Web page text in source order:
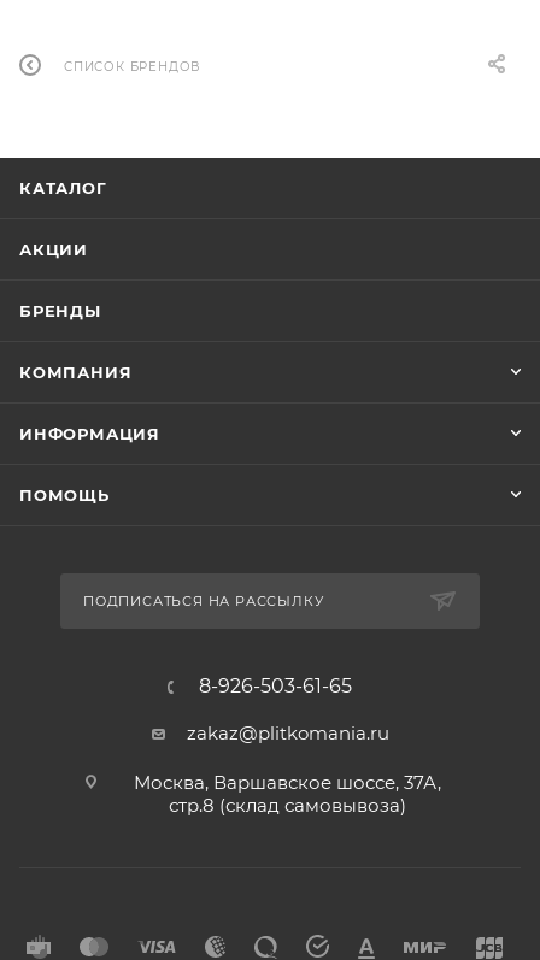
СПИСОК БРЕНДОВ
КАТАЛОГ
АКЦИИ
БРЕНДЫ
КОМПАНИЯ
ИНФОРМАЦИЯ
ПОМОЩЬ
ПОДПИСАТЬСЯ НА РАССЫЛКУ
8-926-503-61-65
zakaz@plitkomania.ru
Москва, Варшавское шоссе, 37А,
стр.8 (склад самовывоза)